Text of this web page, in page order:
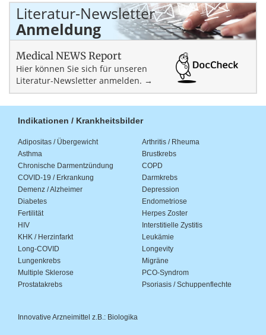
Literatur-Newsletter
Anmeldung
Medical NEWS Report
Hier können Sie sich für unseren
Literatur-Newsletter anmelden. →
Indikationen / Krankheitsbilder
Adipositas / Übergewicht
Arthritis / Rheuma
Asthma
Brustkrebs
Chronische Darmentzündung
COPD
COVID-19 / Erkrankung
Darmkrebs
Demenz / Alzheimer
Depression
Diabetes
Endometriose
Fertilität
Herpes Zoster
HIV
Interstitielle Zystitis
KHK / Herzinfarkt
Leukämie
Long-COVID
Longevity
Lungenkrebs
Migräne
Multiple Sklerose
PCO-Syndrom
Prostatakrebs
Psoriasis / Schuppenflechte
Innovative Arzneimittel z.B.: Biologika